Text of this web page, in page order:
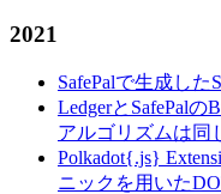
2021
SafePalで生成した
LedgerとSafePalの
アルゴリズムは同
Polkadot{.js}
ニックを用いた